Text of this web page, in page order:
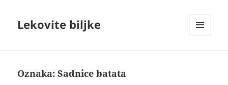
Lekovite biljke
Oznaka:Sadnice batata